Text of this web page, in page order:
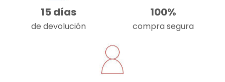
15 días
de devolución
100%
compra segura